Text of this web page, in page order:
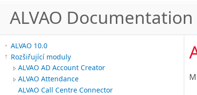
ALVAO
ALVAO 10.0
Rozšiřující moduly
ALVAO AD Account Creator
ALVAO Attendance
ALVAO Call Centre Connector